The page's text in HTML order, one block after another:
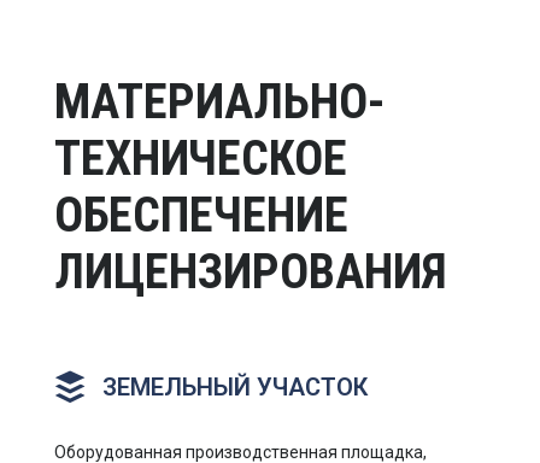
МАТЕРИАЛЬНО-
ТЕХНИЧЕСКОЕ
ОБЕСПЕЧЕНИЕ
ЛИЦЕНЗИРОВАНИЯ
ЗЕМЕЛЬНЫЙ УЧАСТОК
Оборудованная производственная площадка,